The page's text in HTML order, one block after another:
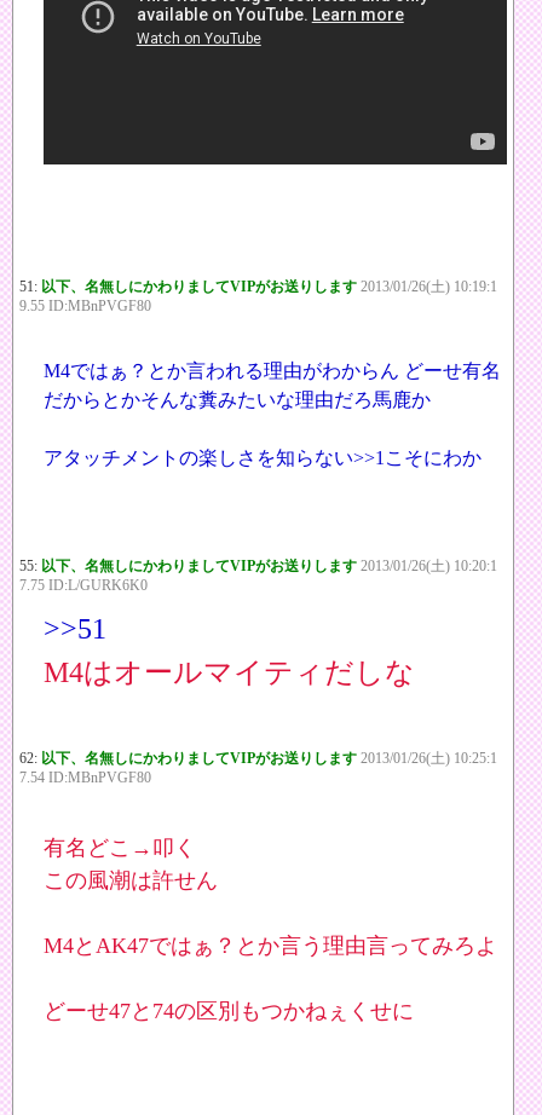
51: 以下、名無しにかわりましてVIPがお送りします 2013/01/26(土) 10:19:1
9.55 ID:MBnPVGF80
M4ではぁ？とか言われる理由がわからん どーせ有名
だからとかそんな糞みたいな理由だろ馬鹿か
アタッチメントの楽しさを知らない>>1こそにわか
55: 以下、名無しにかわりましてVIPがお送りします 2013/01/26(土) 10:20:1
7.75 ID:L/GURK6K0
>>51
M4はオールマイティだしな
62: 以下、名無しにかわりましてVIPがお送りします 2013/01/26(土) 10:25:1
7.54 ID:MBnPVGF80
有名どこ→叩く
この風潮は許せん
M4とAK47ではぁ？とか言う理由言ってみろよ
どーせ47と74の区別もつかねぇくせに